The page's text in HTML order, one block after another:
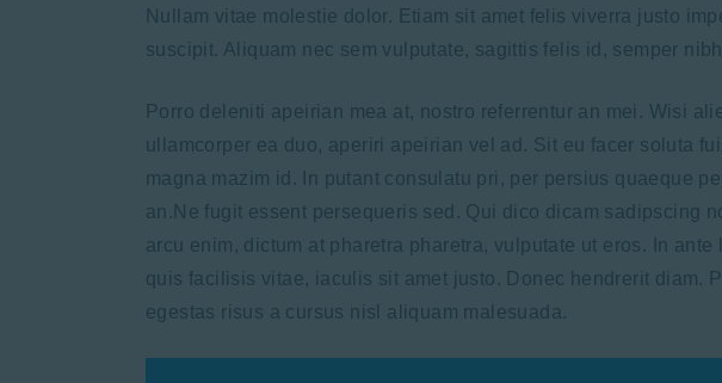
Nullam vitae molestie dolor. Etiam sit amet felis viverra justo
suscipit. Aliquam nec sem vulputate, sagittis felis id, semper
Porro deleniti apeirian mea at, nostro referrentur an mei. Wisi
ullamcorper ea duo, aperiri apeirian vel ad. Sit eu facer soluta
magna mazim id. In putant consulatu pri, per persius quaeque
an.Ne fugit essent persequeris sed. Qui dico dicam sadipscing
arcu enim, dictum at pharetra pharetra, vulputate ut eros. In ante
quis facilisis vitae, iaculis sit amet justo. Donec hendrerit diam.
egestas risus a cursus nisl aliquam malesuada.